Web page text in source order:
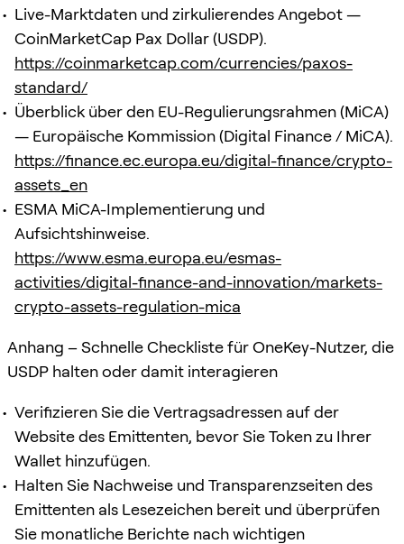
Live-Marktdaten und zirkulierendes Angebot —
CoinMarketCap Pax Dollar (USDP).
https://coinmarketcap.com/currencies/paxos-
standard/
Überblick über den EU-Regulierungsrahmen (MiCA)
— Europäische Kommission (Digital Finance / MiCA).
https://finance.ec.europa.eu/digital-finance/crypto-
assets_en
ESMA MiCA-Implementierung und
Aufsichtshinweise.
https://www.esma.europa.eu/esmas-
activities/digital-finance-and-innovation/markets-
crypto-assets-regulation-mica
Anhang – Schnelle Checkliste für OneKey-Nutzer, die
USDP halten oder damit interagieren
Verifizieren Sie die Vertragsadressen auf der
Website des Emittenten, bevor Sie Token zu Ihrer
Wallet hinzufügen.
Halten Sie Nachweise und Transparenzseiten des
Emittenten als Lesezeichen bereit und überprüfen
Sie monatliche Berichte nach wichtigen